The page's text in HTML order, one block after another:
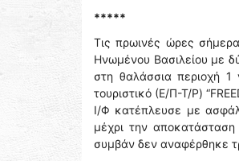
*****
Τις πρωινές ώρες
Ηνωμένου Βασιλείου με
στη θαλάσσια περιοχή
τουριστικό (Ε/Π-Τ/P)
Ι/Φ κατέπλευσε με
μέχρι την
συμβάν δεν αναφέρθηκε